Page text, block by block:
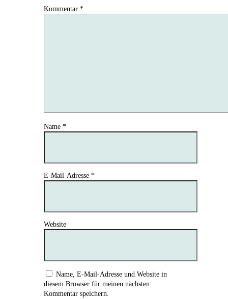
Kommentar *
Name *
E-Mail-Adresse *
Website
Name, E-Mail-Adresse und Website in
diesem Browser für meinen nächsten
Kommentar speichern.